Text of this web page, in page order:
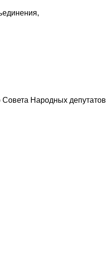
Совета Народных депутатов